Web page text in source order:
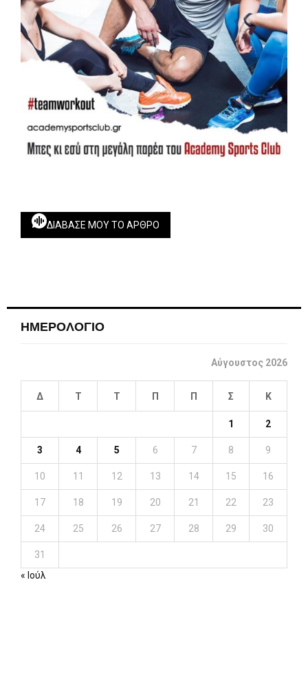
ΔΙΆΒΑΣΕ ΜΟΥ ΤΟ ΆΡΘΡΟ
ΗΜΕΡΟΛΟΓΙΟ
Αύγουστος 2026
Δ Τ Τ Π Π Σ Κ
1 2
3 4 5 6 7 8 9
10 11 12 13 14 15 16
17 18 19 20 21 22 23
24 25 26 27 28 29 30
31
« Ιούλ